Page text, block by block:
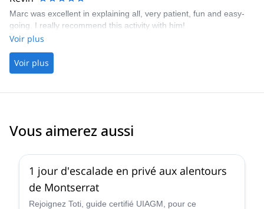
Marc was excellent in explaining all, very patient, fun and easy-
going. I really recommend this activity with him!
Voir plus
Voir plus
Vous aimerez aussi
1 jour d'escalade en privé aux alentours
de Montserrat
Rejoignez Toti, guide certifié UIAGM, pour ce